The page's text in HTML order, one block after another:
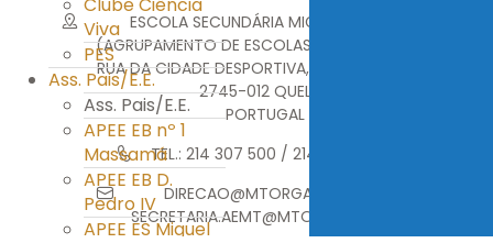
Viva
PES
Ass. Pais/E.E.
Ass. Pais/E.E.
APEE EB nº 1
Massamá
APEE EB D.
Pedro IV
APEE ES Miguel
ESCOLA SECUNDÁRIA MIGUEL TORGA
(AGRUPAMENTO DE ESCOLAS MIGUEL TORGA)
RUA DA CIDADE DESPORTIVA, MONTE ABRAÃO
2745-012 QUELUZ
PORTUGAL
TEL.: 214 307 500 / 214 376 314
DIRECAO@MTORGA.EDU.PT
SECRETARIA.AEMT@MTORGA.EDU.PT